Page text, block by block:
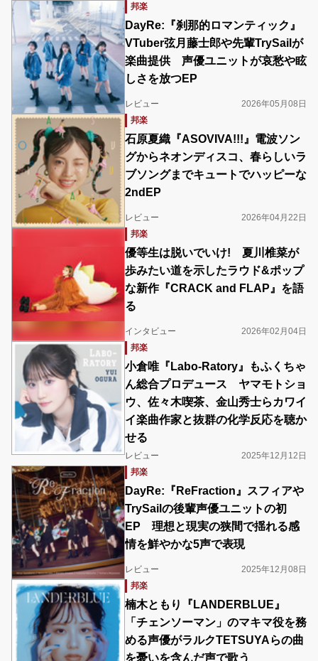
邦楽
DayRe:『刹那的ロマンティック』
VTuber弦月藤士郎や先輩TrySailが
楽曲提供 声優ユニットが哀愁や眩
しさを放つEP
レビュー
2026年05月08日
邦楽
石原夏織『ASOVIVA!!!』電波ソン
グからネオンディスコ、春らしいラ
ブソングまでキュートでハッピーな
2ndEP
レビュー
2026年04月22日
邦楽
優等生は脱いでいけ! 夏川椎菜が
歩みたい道を示したラウド&ポップ
な新作『CRACK and FLAP』を語
る
インタビュー
2026年02月04日
邦楽
小倉唯『Labo-Ratory』もふくちゃ
ん総合プロデュース ヤマモトショ
ウ、佐々木喫茶、金山秀士らカワイ
イ楽曲作家と抜群の化学反応を聴か
せる
レビュー
2025年12月12日
邦楽
DayRe:『ReFraction』スフィアや
TrySailの後輩声優ユニットの初
EP 理想と現実の狭間で揺れる感
情を鮮やかな5声で表現
レビュー
2025年12月08日
邦楽
楠木ともり『LANDERBLUE』
「チェンソーマン」のマキマ役を務
める声優がラルクTETSUYAらの曲
を憂いを含んだ声で歌う